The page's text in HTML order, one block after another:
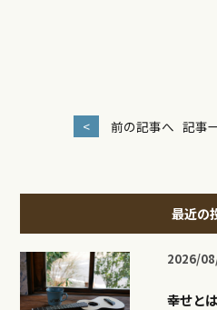
< 前の記事へ 記事
最近の
2026/
幸せと